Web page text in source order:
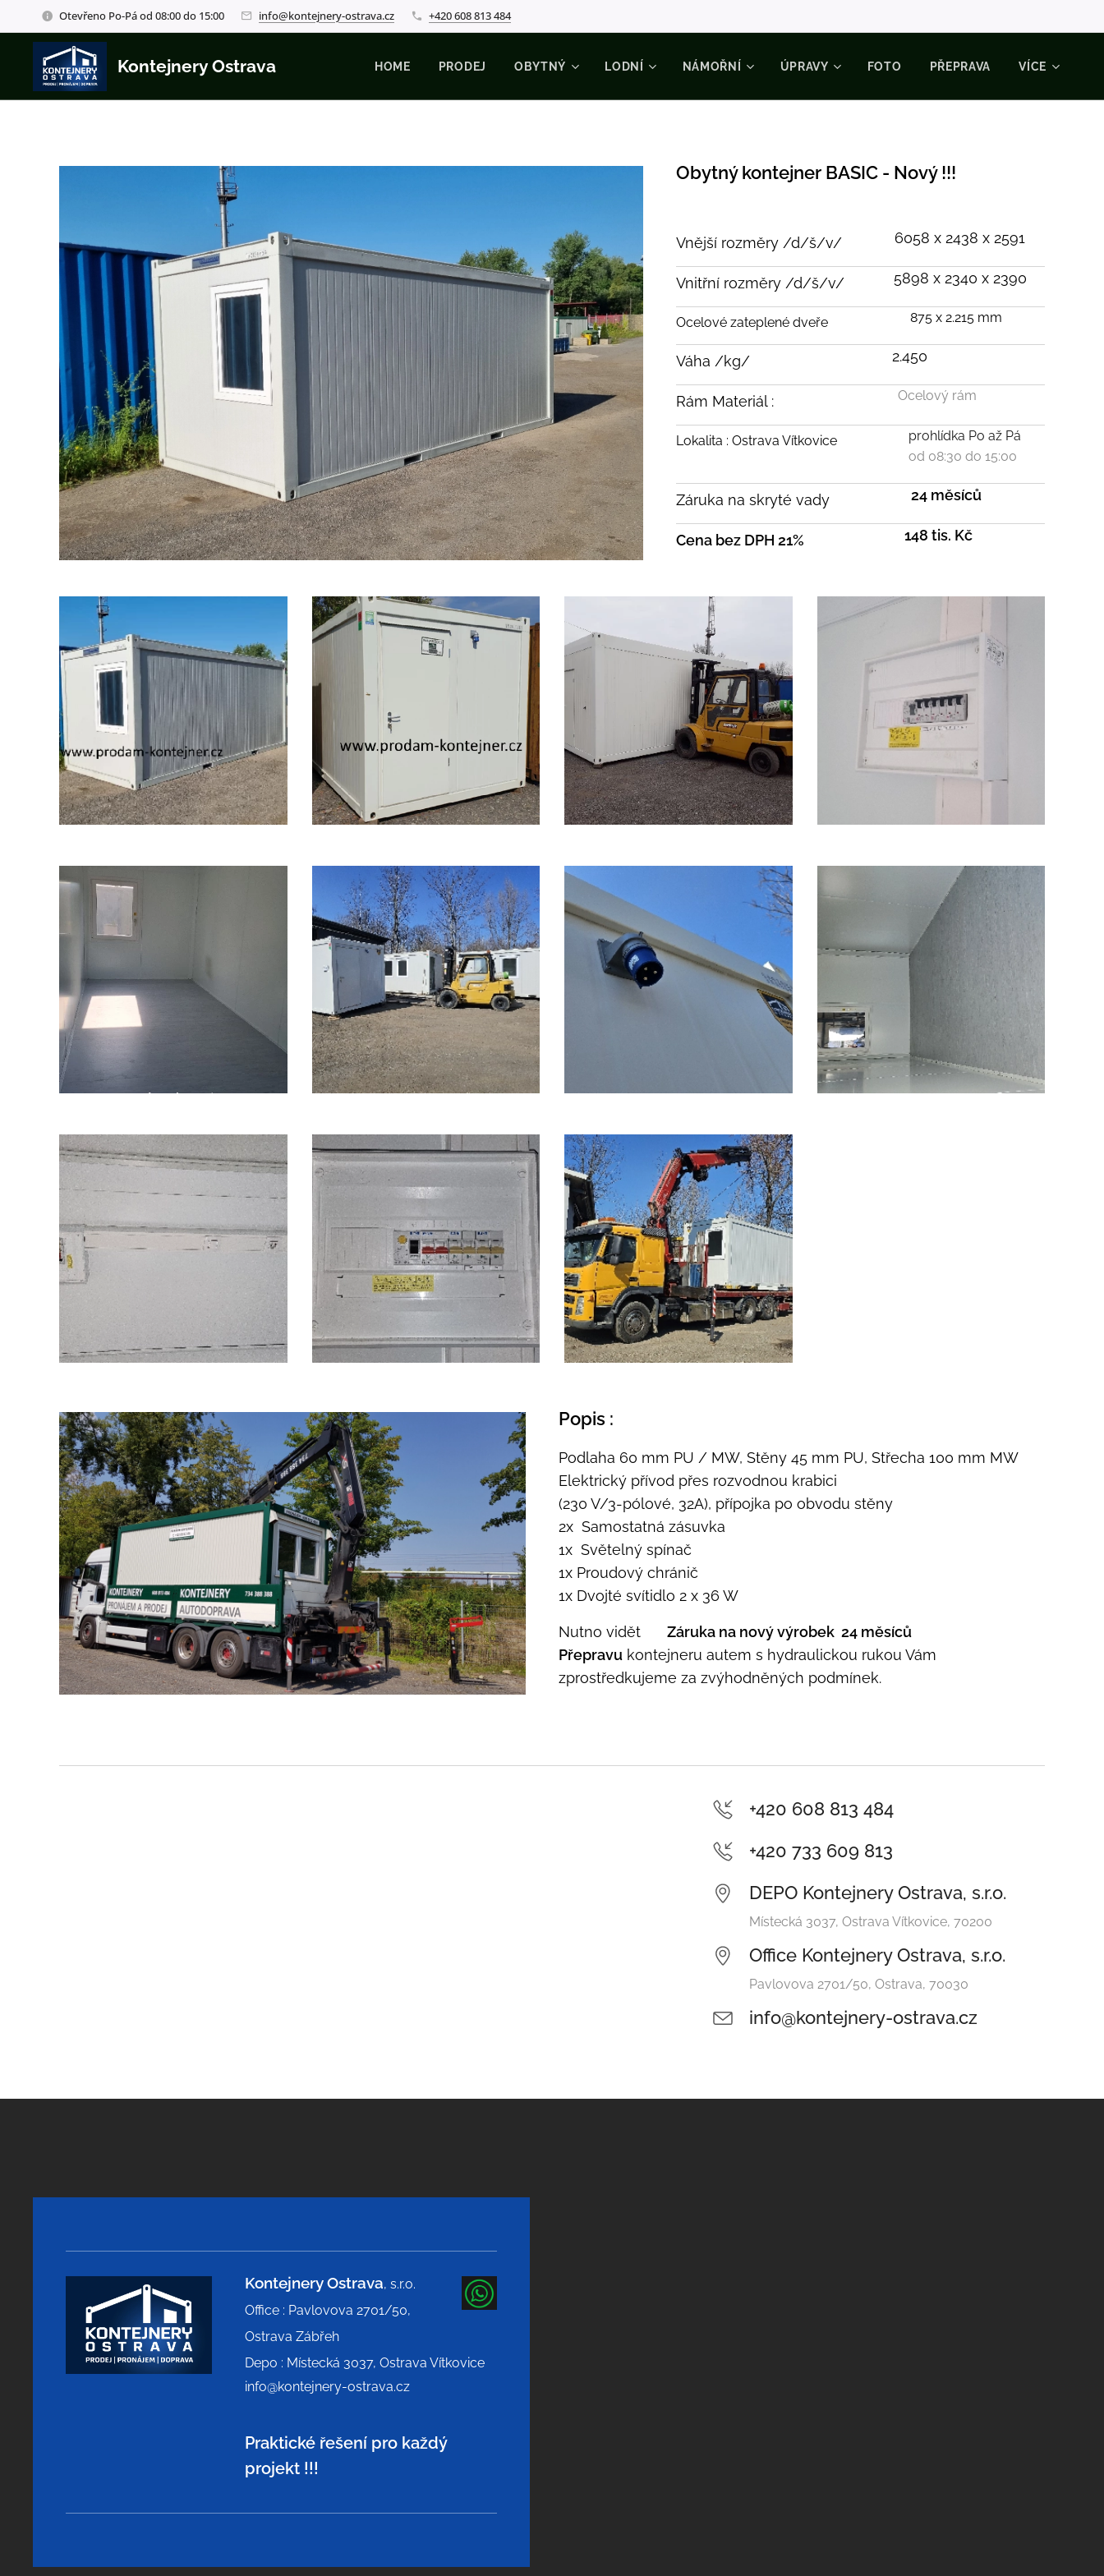
Otevřeno Po-Pá od 08:00 do 15:00 info@kontejnery-ostrava.cz +420 608 813 484
Kontejnery Ostrava HOME PRODEJ OBYTNÝ LODNÍ NÁMOŘNÍ ÚPRAVY FOTO PŘEPRAVA VÍCE
Obytný kontejner BASIC - Nový !!!
Vnější rozměry /d/š/v/ 6058 x 2438 x 2591
Vnitřní rozměry /d/š/v/ 5898 x 2340 x 2390
Ocelové zateplené dveře 875 x 2.215 mm
Váha /kg/ 2.450
Rám Materiál : Ocelový rám
Lokalita : Ostrava Vítkovice
prohlídka Po až Pá
od 08:30 do 15:00
Záruka na skryté vady 24 měsíců
Cena bez DPH 21% 148 tis. Kč
Popis :
Podlaha 60 mm PU / MW, Stěny 45 mm PU, Střecha 100 mm MW
Elektrický přívod přes rozvodnou krabici
(230 V/3-pólové, 32A), přípojka po obvodu stěny
2x Samostatná zásuvka
1x Světelný spínač
1x Proudový chránič
1x Dvojté svítidlo 2 x 36 W
Nutno vidět 🙂 Záruka na nový výrobek 24 měsíců
Přepravukontejneru autem s hydraulickou rukou Vám
zprostředkujeme za zvýhodněných podmínek.
+420 608 813 484
+420 733 609 813
DEPO Kontejnery Ostrava, s.r.o.
Místecká 3037, Ostrava Vítkovice, 70200
Office Kontejnery Ostrava, s.r.o.
Pavlovova 2701/50, Ostrava, 70030
info@kontejnery-ostrava.cz
Kontejnery Ostrava, s.r.o.
Office : Pavlovova 2701/50,
Ostrava Zábřeh
Depo : Místecká 3037, Ostrava Vítkovice
info@kontejnery-ostrava.cz
Praktické řešení pro každý
projekt !!!